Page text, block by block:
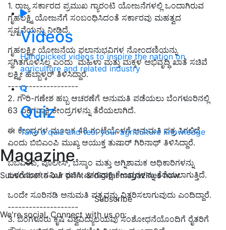
Videos
Handpicked videos to inspire the nation on
agriculture and related industry
Quiz
Take a quiz and test your agriculture knowledge
Magazine
Subscribe to our print & digital magazines now
Subscribe
We're social. Connect with us on:
1. ರಾಜ್ಯ ಸರ್ಕಾರದ ಪ್ರಮುಖ ಗ್ಯಾರಂಟಿ ಯೋಜನೆಗಳಲ್ಲಿ ಒಂದಾಗಿರುವ
ಗೃಹಲಕ್ಷ್ಮಿ ಯೋಜನೆಗೆ ಸಂಬಂಧಿಸಿದಂತೆ ಸರ್ಕಾರವು ಮಹತ್ವದ
ಸ್ಪಷ್ಟನೆಯನ್ನು ನೀಡಿದೆ.
ಗೃಹಲಕ್ಷ್ಮೀ ಯೋಜನೆಯ ಫಲಾನುಭವಿಗಳ ನೋಂದಣಿಯನ್ನು
ಸ್ಥಗಿತಗೊಳಿಸಿಲ್ಲ ಎಂದು ಮಹಿಳಾ ಮತ್ತು ಮಕ್ಕಳ ಅಭಿವೃದ್ಧಿ ಖಾತೆ ಸಚಿವೆ
ಲಕ್ಷ್ಮೀ ಹೆಬ್ಬಾಳ್ಕರ್ ತಿಳಿಸಿದ್ದಾರೆ.
--------------------
2. ಗೌರಿ-ಗಣೇಶ ಹಬ್ಬ ಆಚರಣೆಗೆ ಅನುಮತಿ ಪಡೆಯಲು ಬೆಂಗಳೂರಿನಲ್ಲಿ
63 ಏಕಗವಾಕ್ಷಿ ಕೇಂದ್ರಗಳನ್ನು ತೆರೆಯಲಾಗಿದೆ.
ಈ ಕೇಂದ್ರಗಳ ಮೂಲಕ 48ಗಂಟೆಯೊಳಗೆ ಅನುಮತಿ ಪತ್ರಸಿಗಲಿದೆ
ಎಂದು ಬಿಬಿಎಂಪಿ ಮುಖ್ಯ ಆಯುಕ್ತ ತುಷಾರ್ ಗಿರಿನಾಥ್ ತಿಳಿಸಿದ್ದಾರೆ.
ಬಿಬಿಎಂಪಿ,ಪೊಲೀಸ್,ಬೆಸ್ಕಾಂ ಮತ್ತು ಅಗ್ನಿಶಾಮಕ ಅಧಿಕಾರಿಗಳನ್ನು
ಒಳಗೊಂಡ ಸಮಿತಿ ರಚಿಸಿ ಏಕಗವಾಕ್ಷಿ ಕೇಂದ್ರಗಳನ್ನು ತೆರೆಯಲಾಗುತ್ತಿದೆ.
ಒಂದೇ ಸೂರಿನಡಿ ಅನುಮತಿ ಪತ್ರವನ್ನು ವಿತರಿಸಲಾಗುವುದು ಎಂದಿದ್ದಾರೆ.
--------------------
3. ಬೆಂಗಳೂರು ಕೃಷಿ ವಿಶ್ವವಿದ್ಯಾಲಯವು ಸಂಶೋಧನೆಯೊಂದಿಗೆ ರೈತರಿಗೆ